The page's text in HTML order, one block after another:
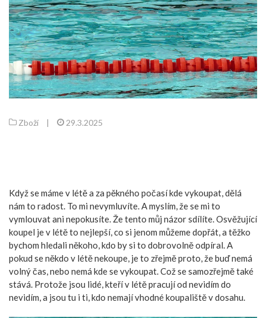
Zboží | 29.3.2025
Když se máme v létě a za pěkného počasí kde vykoupat, dělá
nám to radost. To mi nevymluvíte. A myslím, že se mi to
vymlouvat ani nepokusíte. Že tento můj názor sdílíte. Osvěžující
koupel je v létě to nejlepší, co si jenom můžeme dopřát, a těžko
bychom hledali někoho, kdo by si to dobrovolně odpíral. A
pokud se někdo v létě nekoupe, je to zřejmě proto, že buď nemá
volný čas, nebo nemá kde se vykoupat. Což se samozřejmě také
stává. Protože jsou lidé, kteří v létě pracují od nevidím do
nevidím, a jsou tu i ti, kdo nemají vhodné koupaliště v dosahu.